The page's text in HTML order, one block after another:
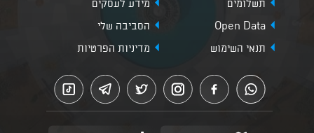
תשלומים
מידע לעסקים
Open Data
הסביבה שלי
תנאי השימוש
מדיניות הפרטיות